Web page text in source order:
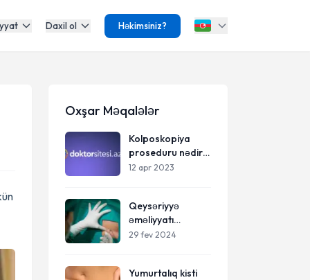
Daxil ol Həkimsiniz?
Oxşar Məqalələr
Kolposkopiya
proseduru nədir?
Necə edilir?
12 apr 2023
Qeysəriyyə
əməliyyatı
(epidural, spinal,
29 fev 2024
Yumurtalıq kisti